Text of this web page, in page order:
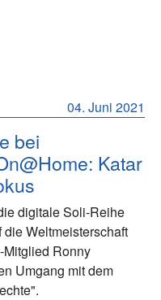
04. Juni 2021
bei
Katar
digitale Soli-Reihe
Weltmeisterschaft
Mitglied Ronny
Umgang mit dem